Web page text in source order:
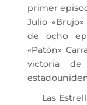
primer
Julio
de ocho
«Patón»
victoria
Las